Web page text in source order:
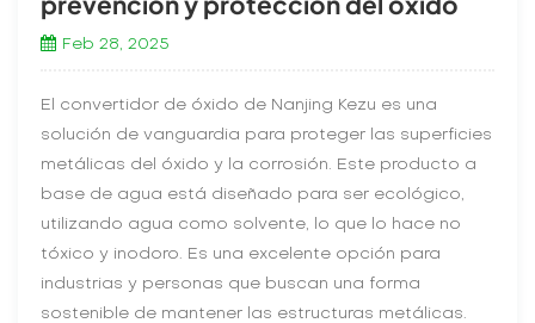
Feb 28, 2025
El convertidor de óxido de Nanjing Kezu es una
solución de vanguardia para proteger las superficies
metálicas del óxido y la corrosión. Este producto a
base de agua está diseñado para ser ecológico,
utilizando agua como solvente, lo que lo hace no
tóxico y inodoro. Es una excelente opción para
industrias y personas que buscan una forma
sostenible de mantener las estructuras metálicas.